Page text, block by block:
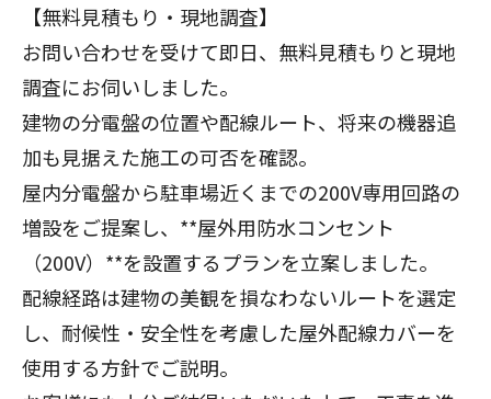
【無料見積もり・現地調査】
お問い合わせを受けて即日、無料見積もりと現地
調査にお伺いしました。
建物の分電盤の位置や配線ルート、将来の機器追
加も見据えた施工の可否を確認。
屋内分電盤から駐車場近くまでの200V専用回路の
増設をご提案し、**屋外用防水コンセント
（200V）**を設置するプランを立案しました。
配線経路は建物の美観を損なわないルートを選定
し、耐候性・安全性を考慮した屋外配線カバーを
使用する方針でご説明。